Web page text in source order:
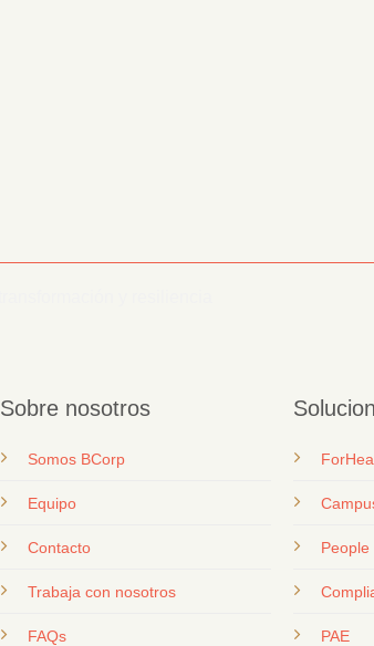
Sobre nosotros
Somos BCorp
Equipo
Contacto
Trabaja con nosotros
FAQs
People
PAE